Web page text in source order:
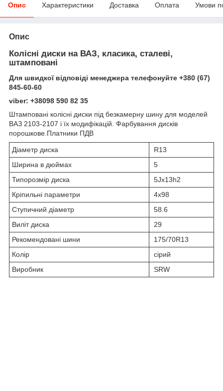
Опис Характеристики Доставка Оплата Умови
Опис
Колісні диски на ВАЗ, класика, сталеві,
штамповані
Для швидкої відповіді менеджера телефонуйте +380 (67)
845-60-60
viber: +38098 590 82 35
Штамповані колісні диски під безкамерну шину для моделей
ВАЗ 2103-2107 і їх модифікацій. Фарбування дисків
порошкове.Платники ПДВ
Діаметр диска
R13
Ширина в дюймах
5
Типорозмір диска
5Jx13h2
Кріпильні параметри
4x98
Ступичний діаметр
58.6
Виліт диска
29
Рекомендовані шини
175/70R13
Колір
сірий
Виробник
SRW